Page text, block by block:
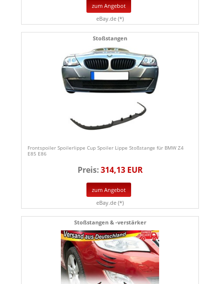
zum Angebot
eBay.de (*)
Stoßstangen
Frontspoiler Spoilerlippe Cup Spoiler Lippe Stoßstange für BMW Z4
E85 E86
Preis:314,13 EUR
zum Angebot
eBay.de (*)
Stoßstangen & -verstärker